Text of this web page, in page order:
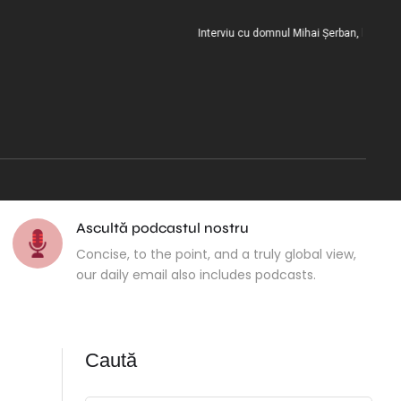
Interviu cu domnul Mihai Șerban, la
Ascultă podcastul nostru
Concise, to the point, and a truly global view,
our daily email also includes podcasts.
Caută